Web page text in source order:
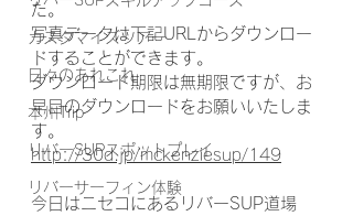
カスタマイズツアー
日々のあれこれ
本州Trip
リバーSUPスポットプレイ
リバーサーフィン体験
た。
写真データは下記URLからダウンロー
ドすることができます。
ダウンロード期限は無期限ですが、お
早目のダウンロードをお願いいたしま
す。
http://30d.jp/mckenziesup/149
今日はニセコにあるリバーSUP道場